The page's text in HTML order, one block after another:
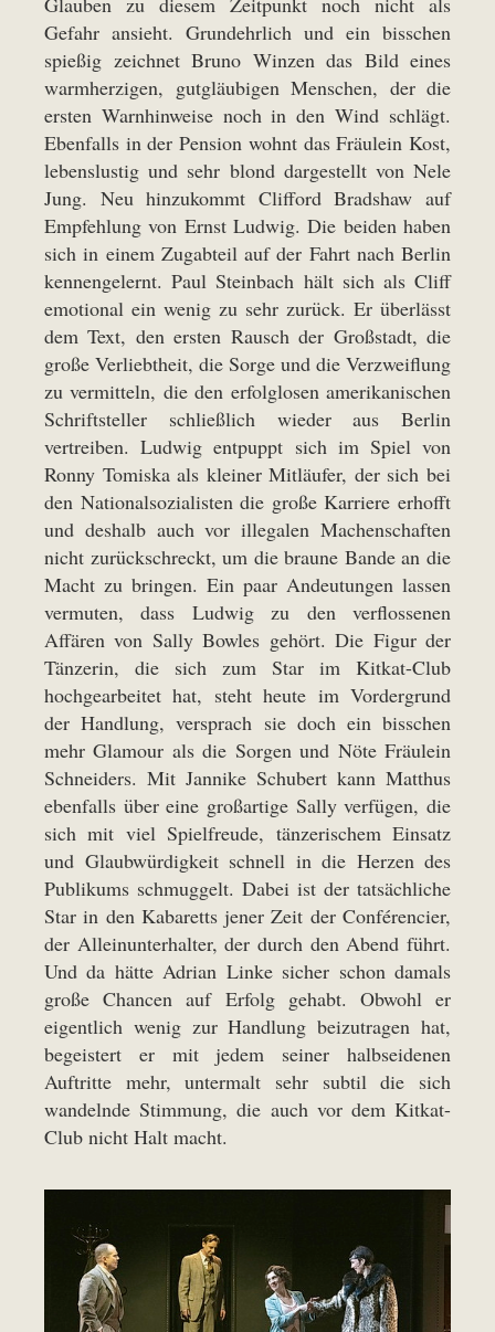
Gefahr ansieht. Grundehrlich und ein bisschen
spießig zeichnet Bruno Winzen das Bild eines
warmherzigen, gutgläubigen Menschen, der die
ersten Warnhinweise noch in den Wind schlägt.
Ebenfalls in der Pension wohnt das Fräulein Kost,
lebenslustig und sehr blond dargestellt von Nele
Jung. Neu hinzukommt Clifford Bradshaw auf
Empfehlung von Ernst Ludwig. Die beiden haben
sich in einem Zugabteil auf der Fahrt nach Berlin
kennengelernt. Paul Steinbach hält sich als Cliff
emotional ein wenig zu sehr zurück. Er überlässt
dem Text, den ersten Rausch der Großstadt, die
große Verliebtheit, die Sorge und die Verzweiflung
zu vermitteln, die den erfolglosen amerikanischen
Schriftsteller schließlich wieder aus Berlin
vertreiben. Ludwig entpuppt sich im Spiel von
Ronny Tomiska als kleiner Mitläufer, der sich bei
den Nationalsozialisten die große Karriere erhofft
und deshalb auch vor illegalen Machenschaften
nicht zurückschreckt, um die braune Bande an die
Macht zu bringen. Ein paar Andeutungen lassen
vermuten, dass Ludwig zu den verflossenen
Affären von Sally Bowles gehört. Die Figur der
Tänzerin, die sich zum Star im Kitkat-Club
hochgearbeitet hat, steht heute im Vordergrund
der Handlung, versprach sie doch ein bisschen
mehr Glamour als die Sorgen und Nöte Fräulein
Schneiders. Mit Jannike Schubert kann Matthus
ebenfalls über eine großartige Sally verfügen, die
sich mit viel Spielfreude, tänzerischem Einsatz
und Glaubwürdigkeit schnell in die Herzen des
Publikums schmuggelt. Dabei ist der tatsächliche
Star in den Kabaretts jener Zeit der Conférencier,
der Alleinunterhalter, der durch den Abend führt.
Und da hätte Adrian Linke sicher schon damals
große Chancen auf Erfolg gehabt. Obwohl er
eigentlich wenig zur Handlung beizutragen hat,
begeistert er mit jedem seiner halbseidenen
Auftritte mehr, untermalt sehr subtil die sich
wandelnde Stimmung, die auch vor dem Kitkat-
Club nicht Halt macht.